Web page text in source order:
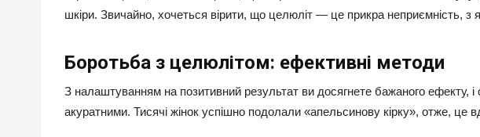
шкіри. Звичайно, хочеться вірити, що целюліт — це прикра неприємність, з
Боротьба з целюлітом: ефективні методи
З налаштуванням на позитивний результат ви досягнете бажаного ефекту, і
акуратними. Тисячі жінок успішно подолали «апельсинову кірку», отже, це